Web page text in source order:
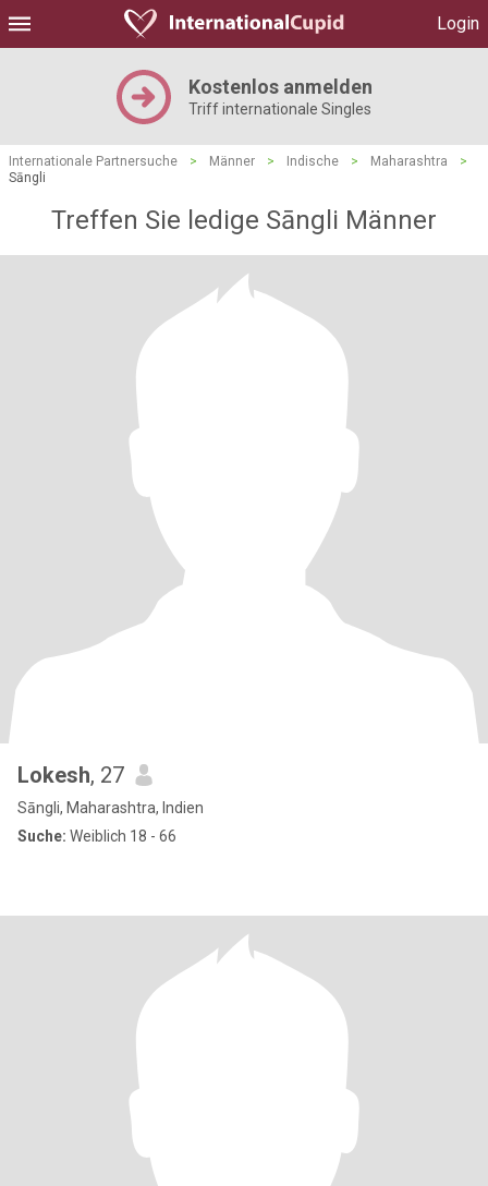
Login
Kostenlos anmelden
Triff internationale Singles
Internationale Partnersuche > Männer > Indische > Maharashtra
>
Sāngli
Treffen Sie ledige Sāngli Männer
Lokesh, 27
Sāngli, Maharashtra, Indien
Suche: Weiblich 18 - 66